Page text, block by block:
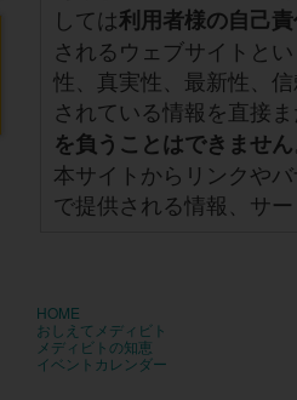
しては利用者様の自己
されるウェブサイトと
性、真実性、最新性、
されている情報を直接
を負うことはできません
本サイトからリンクや
で提供される情報、サ
HOME
おしえてメディビト
メディビトの知恵
イベントカレンダー